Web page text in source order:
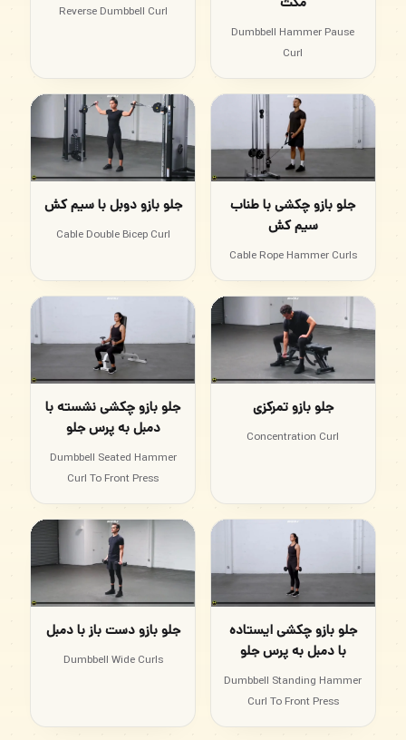
Dumbbell Hammer Pause
Curl
Reverse Dumbbell Curl
جلو بازو چکشی با طناب
سیم کش
Cable Rope Hammer Curls
جلو بازو دوبل با سیم کش
Cable Double Bicep Curl
جلو بازو تمرکزی
Concentration Curl
جلو بازو چکشی نشسته با
دمبل به پرس جلو
Dumbbell Seated Hammer
Curl To Front Press
جلو بازو چکشی ایستاده
با دمبل به پرس جلو
Dumbbell Standing Hammer
Curl To Front Press
جلو بازو دست باز با دمبل
Dumbbell Wide Curls